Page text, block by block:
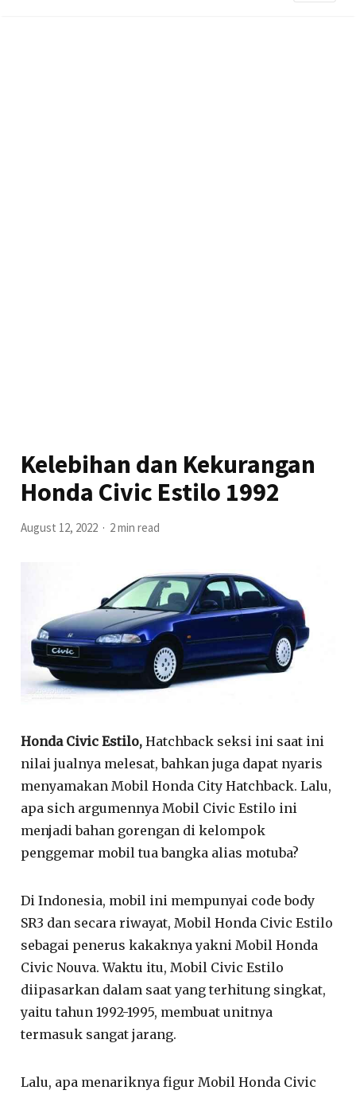
Kelebihan dan Kekurangan
Honda Civic Estilo 1992
August 12, 2022 2 min read
Honda Civic Estilo, Hatchback seksi ini saat ini
nilai jualnya melesat, bahkan juga dapat nyaris
menyamakan Mobil Honda City Hatchback. Lalu,
apa sich argumennya Mobil Civic Estilo ini
menjadi bahan gorengan di kelompok
penggemar mobil tua bangka alias motuba?
Di Indonesia, mobil ini mempunyai code body
SR3 dan secara riwayat, Mobil Honda Civic Estilo
sebagai penerus kakaknya yakni Mobil Honda
Civic Nouva. Waktu itu, Mobil Civic Estilo
diipasarkan dalam saat yang terhitung singkat,
yaitu tahun 1992-1995, membuat unitnya
termasuk sangat jarang.
Lalu, apa menariknya figur Mobil Honda Civic